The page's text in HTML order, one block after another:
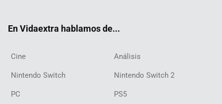
En Vidaextra hablamos de...
Cine Análisis
Nintendo Switch Nintendo Switch 2
PC PS5